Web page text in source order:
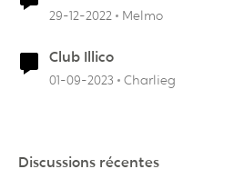
29-12-2022 Melmo
Club Illico
01-09-2023 Charlieg
Discussions récentes